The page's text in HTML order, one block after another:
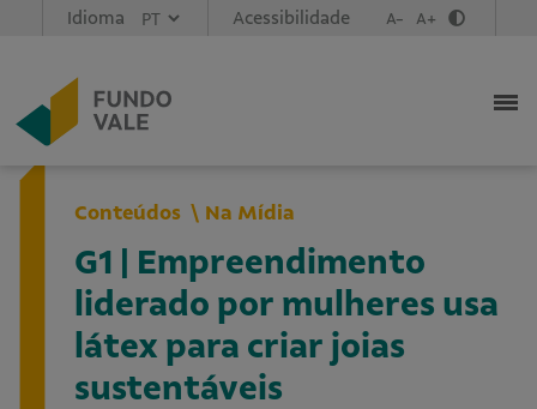
Idioma Acessibilidade A- A+
Conteúdos Na Mídia
G1 | Empreendimento
liderado por mulheres usa
látex para criar joias
sustentáveis